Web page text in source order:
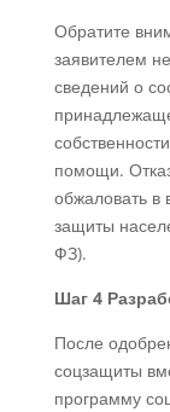
Обратите
заявителем
сведений о
помощи.
обжаловать в
защиты
ФЗ).
Шаг 4
После
соцзащиты
программу